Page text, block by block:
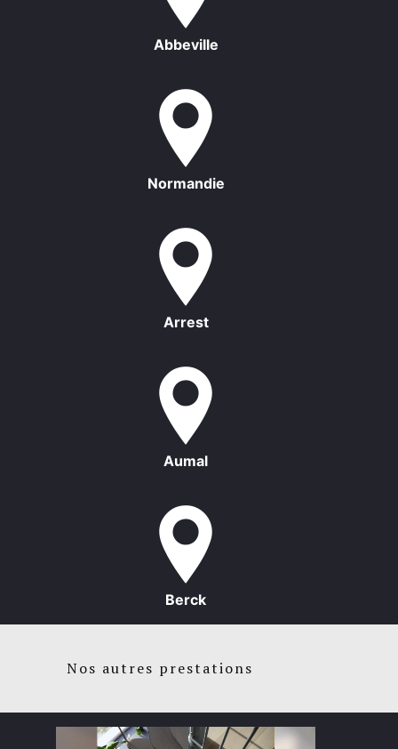
Abbeville
Normandie
Arrest
Aumal
Berck
Nos autres prestations